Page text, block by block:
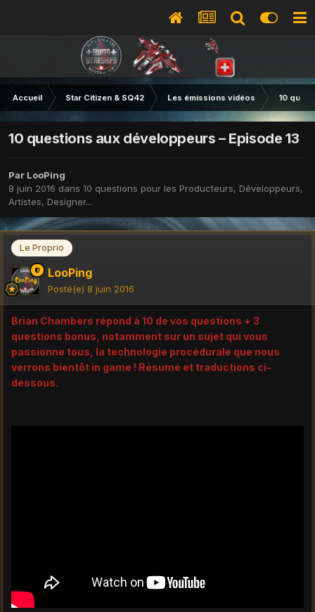
Accueil Star Citizen & SQ42 Les émissions vidéos 10
10 questions aux développeurs – Episode 13
Par LooPing
8 juin 2016 dans 10 questions pour les Producteurs, Développeurs,
Artistes, Designer...
Le Proprio
LooPing
Posté(e) 8 juin 2016
Brian Chambers répond à 10 de vos questions + 3
questions bonus, notamment sur un sujet qui vous
passionne tous, la technologie procédurale que nous
verrons bientôt in game ! Résumé et traductions ci-
dessous.